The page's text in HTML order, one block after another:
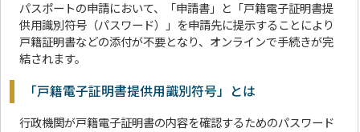
パスポートの申請において、「申請書」と「戸籍電子証明書提
供用識別符号（パスワード）」を申請先に提示することにより
戸籍証明書などの添付が不要となり、オンラインで手続きが完
結されます。
「戸籍電子証明書提供用識別符号」とは
行政機関が戸籍電子証明書の内容を確認するためのパスワード